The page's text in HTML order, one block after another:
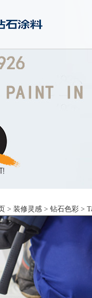
> 装修灵感 > 钻石色彩 >